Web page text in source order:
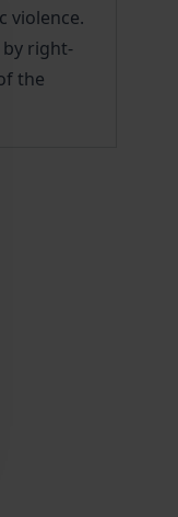
violence.
by right-
the